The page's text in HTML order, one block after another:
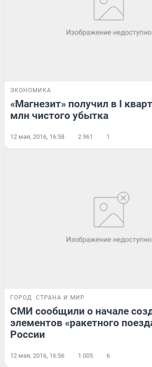
ЭКОНОМИКА
«Магнезит» получил в I
млн чистого убытка
12 мая, 2016, 16:58 2 961 1
ГОРОД СТРАНА И МИР
СМИ сообщили о начале
элементов «ракетного
России
12 мая, 2016, 16:56 1 005 6